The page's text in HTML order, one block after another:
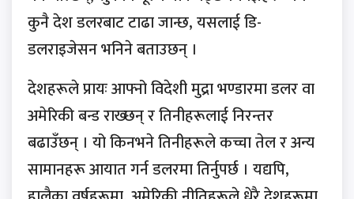
कुनै देश डलरबाट टाढा जान्छ, यसलाई डि-
डलराइजेसन भनिने बताउछन् ।
देशहरूले प्रायः आफ्नो विदेशी मुद्रा भण्डारमा डलर वा
अमेरिकी बन्ड राख्छन् र तिनीहरूलाई निरन्तर
बढाउँछन् । यो किनभने तिनीहरूले कच्चा तेल र अन्य
सामानहरू आयात गर्न डलरमा तिर्नुपर्छ । यद्यपि,